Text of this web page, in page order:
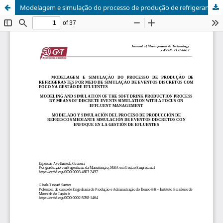
Modelagem e simulação do processo de produção de refrigerantes por meio de simulação de eventos discretos com foco na gestão de efluentes